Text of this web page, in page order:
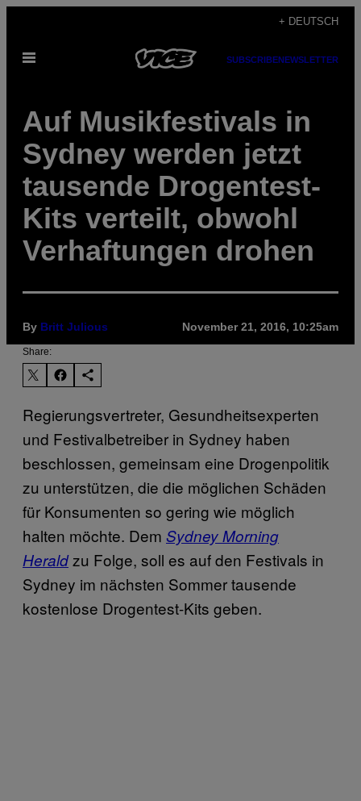
content
+ DEUTSCH
Open
SUBSCRIBENEWSLETTER
Auf Musikfestivals in
Sydney werden jetzt
tausende Drogentest-
Kits verteilt, obwohl
Verhaftungen drohen
By Britt Julious November 21, 2016, 10:25am
Share:
Regierungsvertreter, Gesundheitsexperten
und Festivalbetreiber in Sydney haben
beschlossen, gemeinsam eine Drogenpolitik
zu unterstützen, die die möglichen Schäden
für Konsumenten so gering wie möglich
halten möchte. Dem Sydney Morning
Heraldzu Folge, soll es auf den Festivals in
Sydney im nächsten Sommer tausende
kostenlose Drogentest-Kits geben.